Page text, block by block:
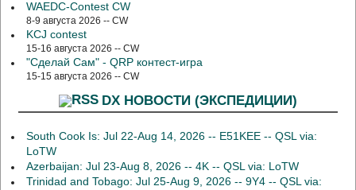
WAEDC-Contest CW
8-9 августа 2026 -- CW
KCJ contest
15-16 августа 2026 -- CW
"Сделай Сам" - QRP контест-игра
15-15 августа 2026 -- CW
DX НОВОСТИ (ЭКСПЕДИЦИИ)
South Cook Is: Jul 22-Aug 14, 2026 -- E51KEE -- QSL via:
LoTW
Azerbaijan: Jul 23-Aug 8, 2026 -- 4K -- QSL via: LoTW
Trinidad and Tobago: Jul 25-Aug 9, 2026 -- 9Y4 -- QSL via: